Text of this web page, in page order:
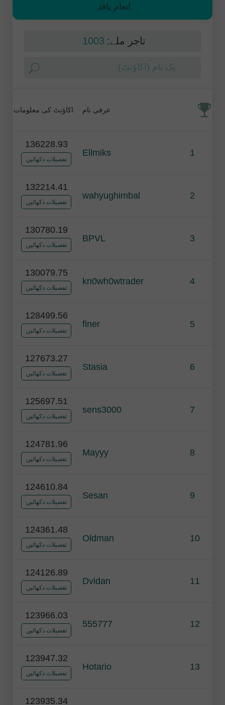
انعام یافتہ
تاجر ملے: 1003
عرفی نام اکاؤنٹ کی معلومات
1
Ellmiks
136228.93
تفصیلات دکھائیں
2
wahyughimbal
132214.41
تفصیلات دکھائیں
3
BPVL
130780.19
تفصیلات دکھائیں
4
kn0wh0wtrader
130079.75
تفصیلات دکھائیں
5
finer
128499.56
تفصیلات دکھائیں
6
Stasia
127673.27
تفصیلات دکھائیں
7
sens3000
125697.51
تفصیلات دکھائیں
8
Mayyy
124781.96
تفصیلات دکھائیں
9
Sesan
124610.84
تفصیلات دکھائیں
10
Oldman
124361.48
تفصیلات دکھائیں
11
Dvidan
124126.89
تفصیلات دکھائیں
12
555777
123966.03
تفصیلات دکھائیں
13
Hotario
123947.32
تفصیلات دکھائیں
123935.34